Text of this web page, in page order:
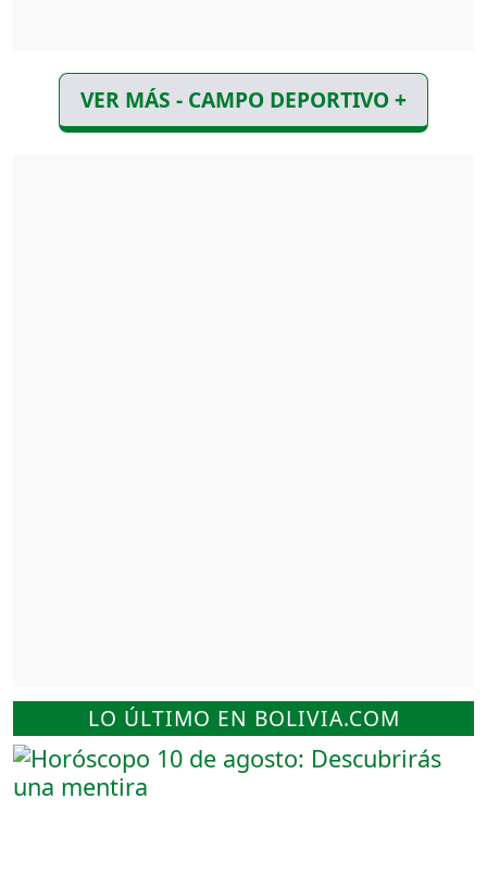
VER MÁS - CAMPO DEPORTIVO +
LO ÚLTIMO EN BOLIVIA.COM